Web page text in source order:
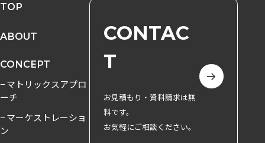
TOP
ABOUT
CONCEPT
− マトリックスアプロ
ーチ
− マーケストレーショ
ン
CONTAC
T
お見積もり・資料請求は無
料です。
お気軽にご相談ください。